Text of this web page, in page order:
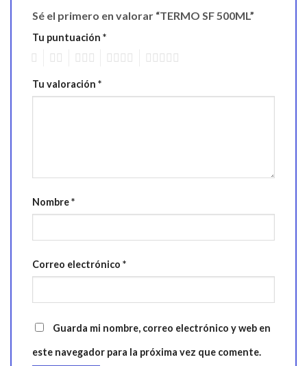
Sé el primero en valorar “TERMO SF 500ML”
Tu puntuación *
Tu valoración *
Nombre*
Correo electrónico *
Guarda mi nombre, correo electrónico y web en
este navegador para la próxima vez que comente.